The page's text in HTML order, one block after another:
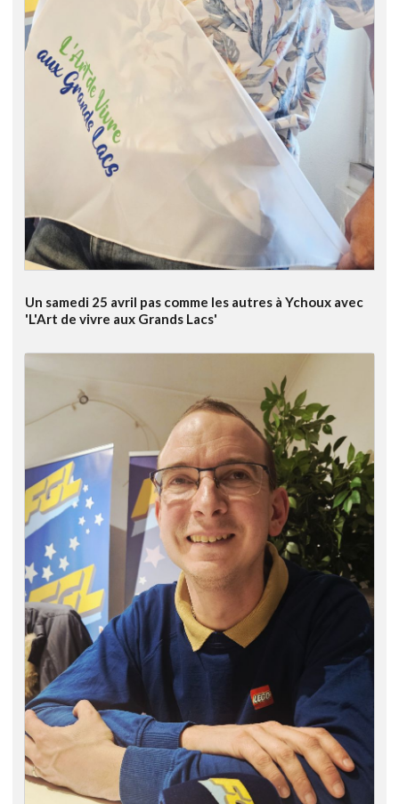
Un samedi 25 avril pas comme les autres à Ychoux avec
'L'Art de vivre aux Grands Lacs'